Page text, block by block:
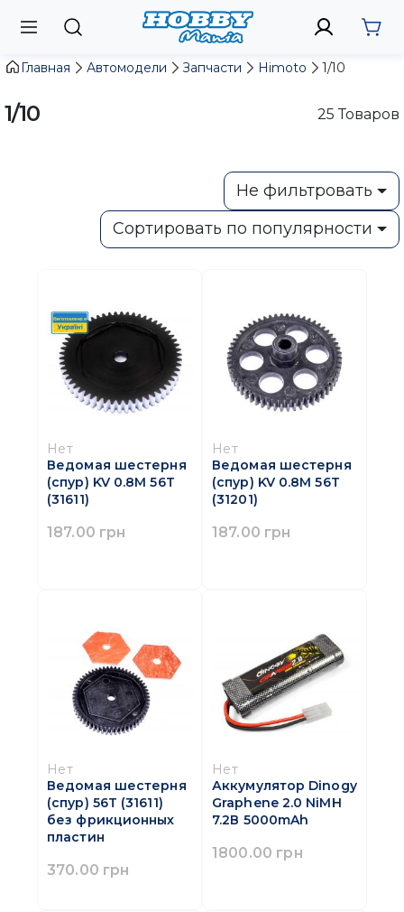
Главная Автомодели Запчасти Himoto 1/10
1/10 25 Товаров
Не фильтровать
Сортировать по популярности
Нет
Ведомая шестерня
(спур) KV 0.8M 56T
(31611)
187.00 грн
Нет
Ведомая шестерня
(спур) KV 0.8M 56T
(31201)
187.00 грн
Нет
Ведомая шестерня
(спур) 56T (31611)
без фрикционных
пластин
370.00 грн
Нет
Аккумулятор Dinogy
Graphene 2.0 NiMH
7.2В 5000mAh
1800.00 грн